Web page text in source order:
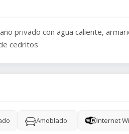
privado con agua caliente,
cedritos
Amoblado Internet